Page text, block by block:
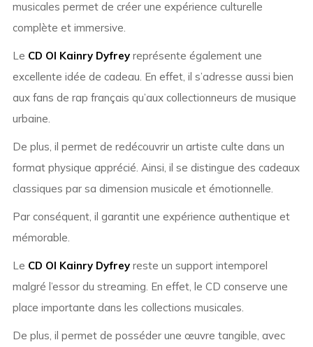
musicales permet de créer une expérience culturelle
complète et immersive.
Le CD Ol Kainry Dyfreyreprésente également une
excellente idée de cadeau. En effet, il s’adresse aussi bien
aux fans de rap français qu’aux collectionneurs de musique
urbaine.
De plus, il permet de redécouvrir un artiste culte dans un
format physique apprécié. Ainsi, il se distingue des cadeaux
classiques par sa dimension musicale et émotionnelle.
Par conséquent, il garantit une expérience authentique et
mémorable.
Le CD Ol Kainry Dyfreyreste un support intemporel
malgré l’essor du streaming. En effet, le CD conserve une
place importante dans les collections musicales.
De plus, il permet de posséder une œuvre tangible, avec